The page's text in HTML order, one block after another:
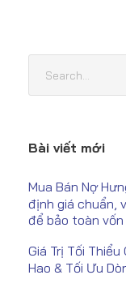
Bài viết mới
Mua Bán Nợ
định giá chuẩn,
để bảo toàn
Giá Trị Tối
Hao & Tối Ưu